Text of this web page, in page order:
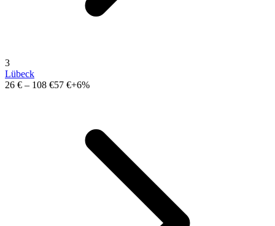
3
Lübeck
26 € – 108 €57 €+6%